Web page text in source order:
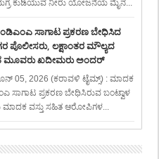
ಕುಡಿಯುವ ನೀರು ಯೋಜನೆಯ ಮೈನ...
ಸಾಗಾಟ ಪ್ರಕರಣ ಬೇಧಿಸಿದ
ಪೊಲೀಸರು, ಲಕ್ಷಾಂತರ ಮೌಲ್ಯದ
ಮೂವರು ಖದೀಮರು ಅಂದರ್
05, 2026 (ಕರಾವಳಿ ಟೈಮ್ಸ್) : ಮಾದಕ
ಸಾಗಾಟ ಪ್ರಕರಣ ಬೇಧಿಸಿರುವ ಬಂಟ್ವಾಳ
ಮಾದಕ ವಸ್ತು ಸಹಿತ ಆರೋಪಿಗಳ...